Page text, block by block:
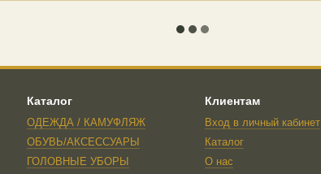
Каталог
ОДЕЖДА / КАМУФЛЯЖ
ОБУВЬ/АКСЕССУАРЫ
ГОЛОВНЫЕ УБОРЫ
Клиентам
Вход в личный кабинет
Каталог
О нас